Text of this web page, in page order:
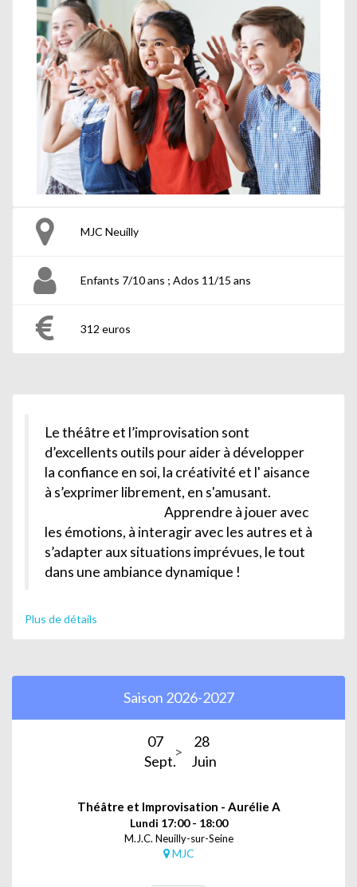
MJC Neuilly
Enfants 7/10 ans ; Ados 11/15 ans
312 euros
Le théâtre et l’improvisation sont
d’excellents outils pour aider à développer
la confiance en soi, la créativité et l' aisance
à s’exprimer librement, en s'amusant.
Apprendre à jouer avec
les émotions, à interagir avec les autres et à
s’adapter aux situations imprévues, le tout
dans une ambiance dynamique !
Plus de détails
Saison 2026-2027
07
Sept.
28
Juin
Théâtre et Improvisation - Aurélie A
Lundi 17:00 - 18:00
M.J.C. Neuilly-sur-Seine
MJC